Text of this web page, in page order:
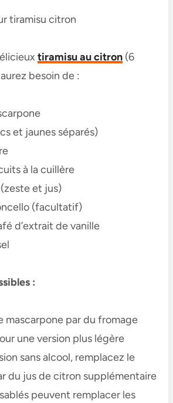
tiramisu au citron(6
besoin de :
et jaunes séparés)
à la cuillère
et jus)
(facultatif)
d’extrait de vanille
:
mascarpone par du fromage
une version plus légère
sans alcool, remplacez le
du jus de citron supplémentaire
peuvent remplacer les